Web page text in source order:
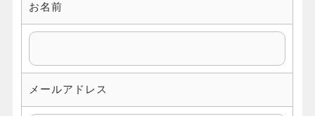
お名前
メールアドレス